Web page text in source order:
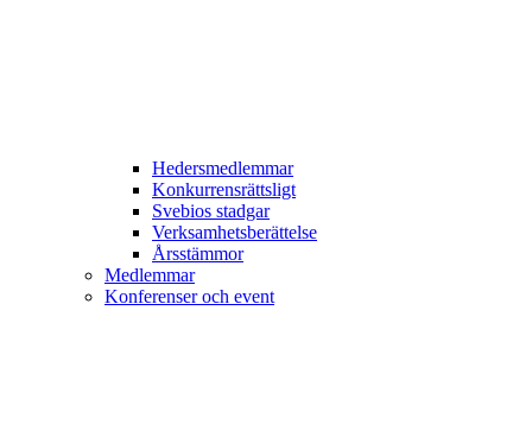
Hedersmedlemmar
Konkurrensrättsligt
Svebios stadgar
Verksamhetsberättelse
Årsstämmor
Medlemmar
Konferenser och event